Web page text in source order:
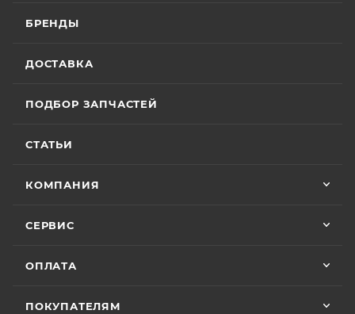
БРЕНДЫ
ДОСТАВКА
ПОДБОР ЗАПЧАСТЕЙ
СТАТЬИ
КОМПАНИЯ
СЕРВИС
ОПЛАТА
ПОКУПАТЕЛЯМ